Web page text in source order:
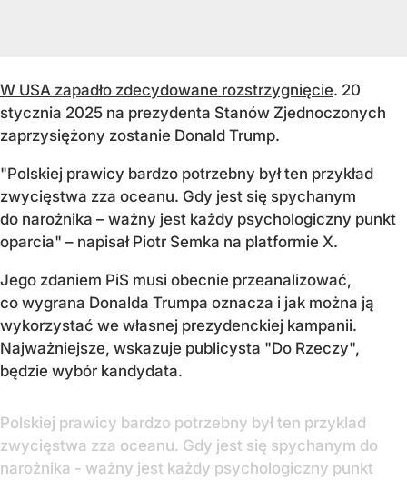
W USA zapadło zdecydowane rozstrzygnięcie. 20
stycznia 2025 na prezydenta Stanów Zjednoczonych
zaprzysiężony zostanie Donald Trump.
"Polskiej prawicy bardzo potrzebny był ten przykład
zwycięstwa zza oceanu. Gdy jest się spychanym
do narożnika – ważny jest każdy psychologiczny punkt
oparcia" – napisał Piotr Semka na platformie X.
Jego zdaniem PiS musi obecnie przeanalizować,
co wygrana Donalda Trumpa oznacza i jak można ją
wykorzystać we własnej prezydenckiej kampanii.
Najważniejsze, wskazuje publicysta "Do Rzeczy",
będzie wybór kandydata.
Polskiej prawicy bardzo potrzebny był ten przyklad
zwycięstwa zza oceanu. Gdy jest się spychanym do
narożnika - ważny jest każdy psychologiczny punkt